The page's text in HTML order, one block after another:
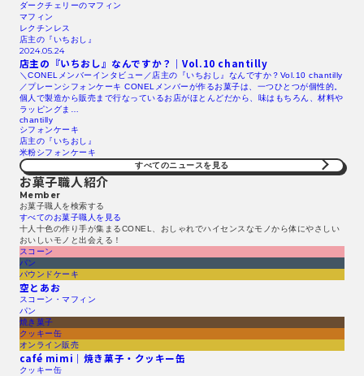
ダークチェリーのマフィン
マフィン
レクチンレス
店主の『いちおし』
2024.05.24
店主の『いちおし』なんですか？｜Vol.10 chantilly
＼CONELメンバーインタビュー／店主の『いちおし』なんですか？Vol.10 chantilly
／プレーンシフォンケーキ CONELメンバーが作るお菓子は、一つひとつが個性的。
個人で製造から販売まで行なっているお店がほとんどだから、味はもちろん、材料や
ラッピングま…
chantilly
シフォンケーキ
店主の『いちおし』
米粉シフォンケーキ
すべてのニュースを見る​
お菓子職人紹介
Member
お菓子職人を検索する​
すべてのお菓子職人を見る​
十人十色の作り手が集まるCONEL、おしゃれでハイセンスなモノから体にやさしい
おいしいモノと出会える！
スコーン
パン
パウンドケーキ
空とあお
スコーン・マフィン
パン
焼き菓子
クッキー缶
オンライン販売
café mimi｜焼き菓子・クッキー缶
クッキー缶